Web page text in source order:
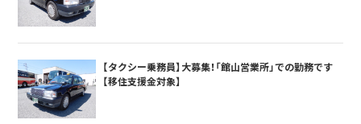
【タクシー乗務員】大募集！「館山営業所」での勤務です
【移住支援金対象】